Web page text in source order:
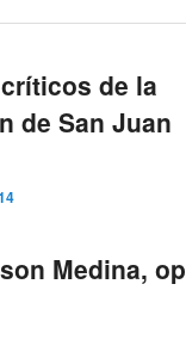
de la
de San Juan
Medina, op